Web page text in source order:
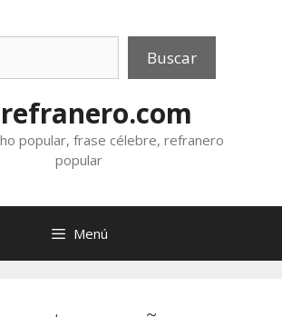
Buscar
popular, frase célebre, refranero
popular
Menú